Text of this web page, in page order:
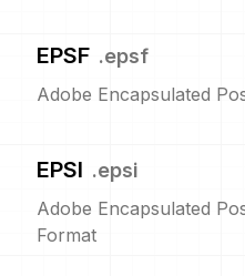
EPSF .epsf
Adobe Encapsulated
EPSI .epsi
Adobe Encapsulated
Format